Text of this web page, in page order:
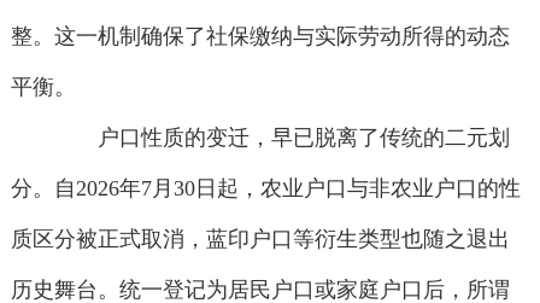
整。这一机制确保了社保缴纳与实际劳动所得的动态
平衡。
户口性质的变迁，早已脱离了传统的二元划
分。自2026年7月30日起，农业户口与非农业户口的性
质区分被正式取消，蓝印户口等衍生类型也随之退出
历史舞台。统一登记为居民户口或家庭户口后，所谓